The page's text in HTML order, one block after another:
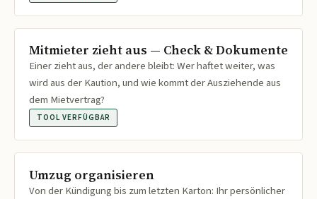
Mitmieter zieht aus — Check & Dokumente
Einer zieht aus, der andere bleibt: Wer haftet weiter, was
wird aus der Kaution, und wie kommt der Ausziehende aus
dem Mietvertrag?
TOOL VERFÜGBAR
Umzug organisieren
Von der Kündigung bis zum letzten Karton: Ihr persönlicher